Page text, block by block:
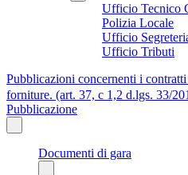
Ufficio Tecnico
Polizia Locale
Ufficio
Ufficio Tributi
Pubblicazioni concernenti i
forniture. (art. 37, c 1,2 d.lgs. 33/
Pubblicazione
Documenti di gara